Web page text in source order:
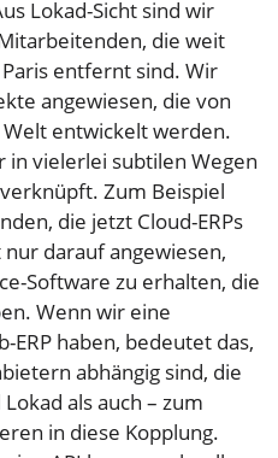
Lokad-Sicht sind wir
die weit
entfernt sind. Wir
angewiesen, die von
entwickelt werden.
in vielerlei subtilen Wegen
Zum Beispiel
die jetzt Cloud-ERPs
darauf angewiesen,
Software zu erhalten, die
Wenn wir eine
haben, bedeutet das,
abhängig sind, die
als auch – zum
in diese Kopplung.